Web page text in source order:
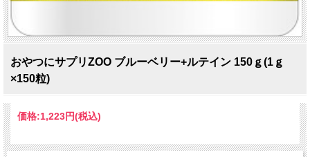
おやつにサプリZOO ブルーベリー+ルテイン 150ｇ(1ｇ
×150粒)
価格:1,223円(税込)